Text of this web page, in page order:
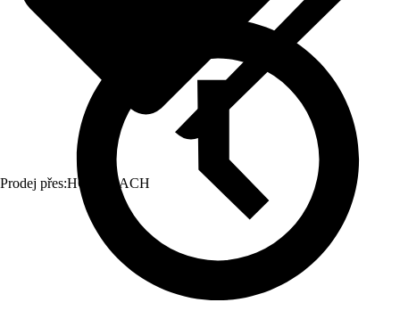
Prodej přes:HORNBACH